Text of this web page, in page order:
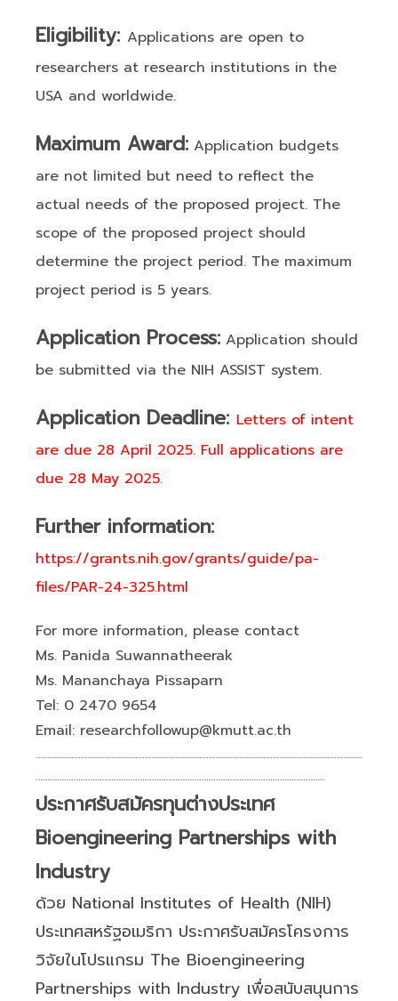
Eligibility: Applications are open to
researchers at research institutions in the
USA and worldwide.
Maximum Award: Application budgets
are not limited but need to reflect the
actual needs of the proposed project. The
scope of the proposed project should
determine the project period. The maximum
project period is 5 years.
Application Process: Application should
be submitted via the NIH ASSIST system.
Application Deadline: Letters of intent
are due 28 April 2025. Full applications are
due 28 May 2025.
Further information:
https://grants.nih.gov/grants/guide/pa-
files/PAR-24-325.html
For more information, please contact
Ms. Panida Suwannatheerak
Ms. Mananchaya Pissaparn
Tel: 0 2470 9654
Email: researchfollowup@kmutt.ac.th
…………………………………………………………………………………………………………………………
…………………………………………………………………………………………………………..
ประกาศรับสมัครทุนต่างประเทศ
Bioengineering Partnerships with
Industry
ด้วย National Institutes of Health (NIH)
ประเทศสหรัฐอเมริกา ประกาศรับสมัครโครงการ
วิจัยในโปรแกรม The Bioengineering
Partnerships with Industry เพื่อสนับสนุนการ